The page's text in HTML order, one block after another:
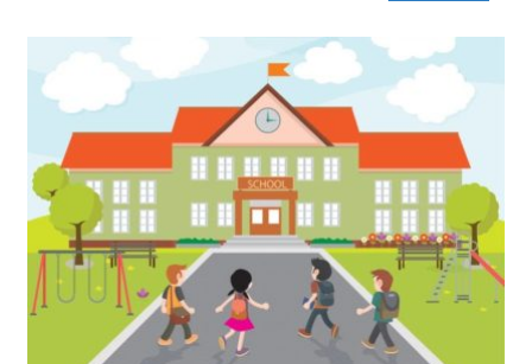
לאחר
ישיבה
בוועדת
זכויות
הילד
ב28/7/2015